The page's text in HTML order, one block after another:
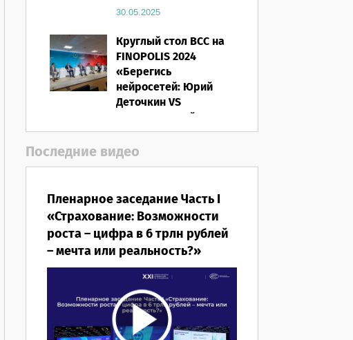
30.05.2025
Круглый стол ВСС на
FINOPOLIS 2024
«Берегись
нейросетей: Юрий
Деточкин VS
искусственный
интеллект»
12.11.2024
Последние видео
Пленарное заседание Часть I
«Страхование: Возможности
роста – цифра в 6 трлн рублей
– мечта или реальность?»